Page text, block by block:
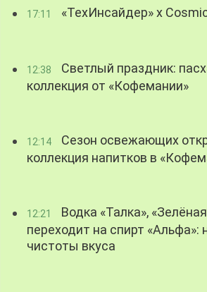
17:11 «ТехИнсайдер» х
12:38
Светлый праздник:
коллекция от «Кофемании»
12:14
Сезон освежающих
коллекция напитков в
12:21
Водка «Талка»,
переходит на спирт «Альфа»:
чистоты вкуса